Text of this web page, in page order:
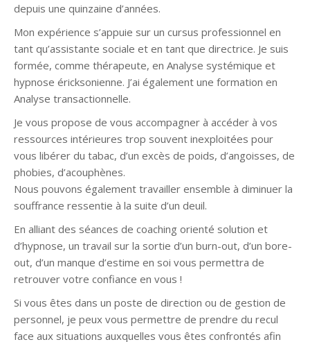
depuis une quinzaine d’années.
Mon expérience s’appuie sur un cursus professionnel en
tant qu’assistante sociale et en tant que directrice. Je suis
formée, comme thérapeute, en Analyse systémique et
hypnose éricksonienne. J’ai également une formation en
Analyse transactionnelle.
Je vous propose de vous accompagner à accéder à vos
ressources intérieures trop souvent inexploitées pour
vous libérer du tabac, d’un excès de poids, d’angoisses, de
phobies, d’acouphènes.
Nous pouvons également travailler ensemble à diminuer la
souffrance ressentie à la suite d’un deuil.
En alliant des séances de coaching orienté solution et
d’hypnose, un travail sur la sortie d’un burn-out, d’un bore-
out, d’un manque d’estime en soi vous permettra de
retrouver votre confiance en vous !
Si vous êtes dans un poste de direction ou de gestion de
personnel, je peux vous permettre de prendre du recul
face aux situations auxquelles vous êtes confrontés afin